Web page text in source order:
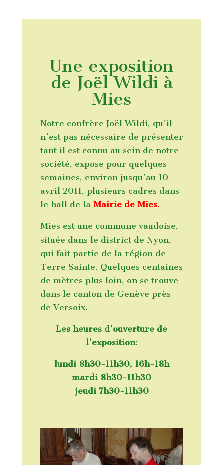
Une exposition
de Joël Wildi à
Mies
Notre confrère Joël Wildi, qu’il
n’est pas nécessaire de présenter
tant il est connu au sein de notre
société, expose pour quelques
semaines, environ jusqu’au 10
avril 2011, plusieurs cadres dans
le hall de la Mairie de Mies.
Mies est une commune vaudoise,
située dans le district de Nyon,
qui fait partie de la région de
Terre Sainte. Quelques centaines
de mètres plus loin, on se trouve
dans le canton de Genève près
de Versoix.
Les heures d’ouverture de
l’exposition:
lundi 8h30-11h30, 16h-18h
mardi 8h30-11h30
jeudi 7h30-11h30